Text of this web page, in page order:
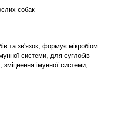
собак
та зв'язок, формує мікробіом
системи, для суглобів
імунної системи,